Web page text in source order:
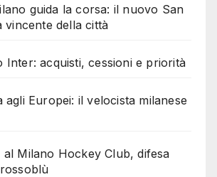
guida la corsa: il nuovo San
vincente della città
Inter: acquisti, cessioni e priorità
Europei: il velocista milanese
al Milano Hockey Club, difesa